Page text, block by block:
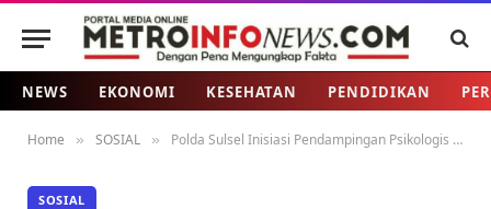
NEWS EKONOMI KESEHATAN PENDIDIKAN
Home » SOSIAL » Polda Sulsel Inisiasi Pendampingan Psikologis Bagi Anak-Anak Terdampak Covid-19 di Sulsel
SOSIAL